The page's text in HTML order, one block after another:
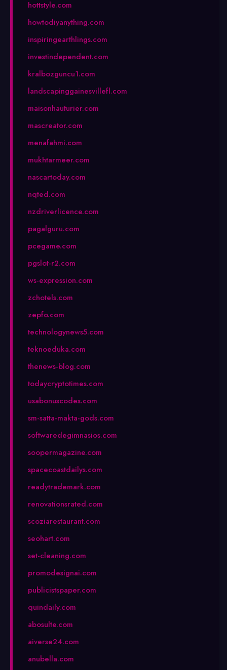
hottstyle.com
howtodiyanything.com
inspiringearthlings.com
investindependent.com
kralbozguncu1.com
landscapinggainesvillefl.com
maisonhauturier.com
mascreator.com
menafahmi.com
mukhtarmeer.com
nascartoday.com
nqted.com
nzdriverlicence.com
pagalguru.com
pcegame.com
pgslot-r2.com
ws-expression.com
zchotels.com
zepfo.com
technologynews5.com
teknoeduka.com
thenews-blog.com
todaycryptotimes.com
usabonuscodes.com
sm-satta-makta-gods.com
softwaredegimnasios.com
soopermagazine.com
spacecoastdailys.com
readytrademark.com
renovationsrated.com
scoziarestaurant.com
seohart.com
set-cleaning.com
promodesignai.com
publicistspaper.com
quindaily.com
abosulte.com
aiverse24.com
anubella.com